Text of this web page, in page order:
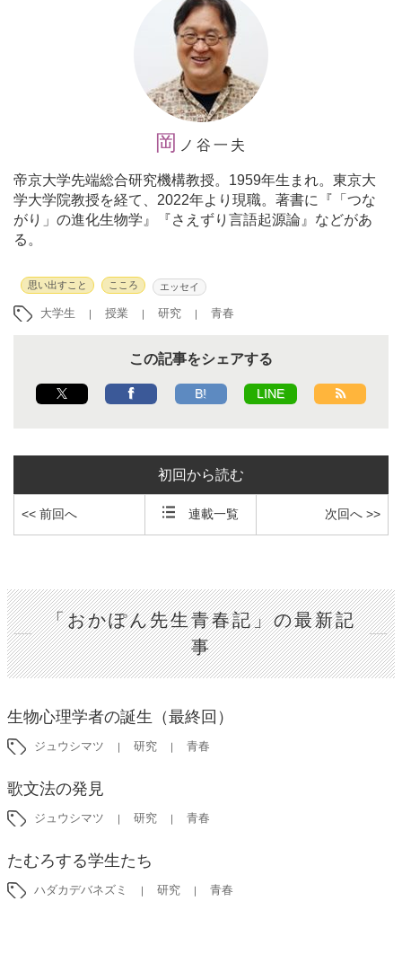
岡 ノ谷一夫
帝京大学先端総合研究機構教授。 1959年生まれ。東京大
学大学院教授を経て、2022年より現職。著書に『「つな
がり」の進化生物学』『さえずり言語起源論』などがあ
る。
思い出すこと こころ エッセイ
大学生 授業 研究 青春
この記事をシェアする
B! LINE
初回から読む
<< 前回へ 連載一覧 次回へ >>
「おかぽん先生青春記」の最新記
事
生物心理学者の誕生（最終回）
ジュウシマツ 研究 青春
歌文法の発見
ジュウシマツ 研究 青春
たむろする学生たち
ハダカデバネズミ 研究 青春